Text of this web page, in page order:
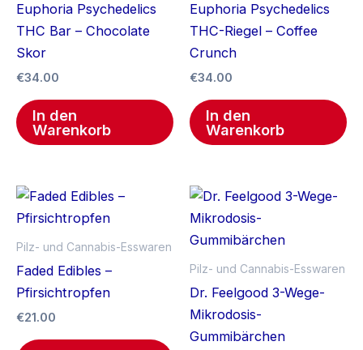
Euphoria Psychedelics
THC Bar – Chocolate
Skor
€34.00
In den
Warenkorb
Euphoria Psychedelics
THC-Riegel – Coffee
Crunch
€34.00
In den
Warenkorb
Pilz- und Cannabis-Esswaren
Faded Edibles –
Pfirsichtropfen
€21.00
Pilz- und Cannabis-Esswaren
Dr. Feelgood 3-Wege-
Mikrodosis-
Gummibärchen